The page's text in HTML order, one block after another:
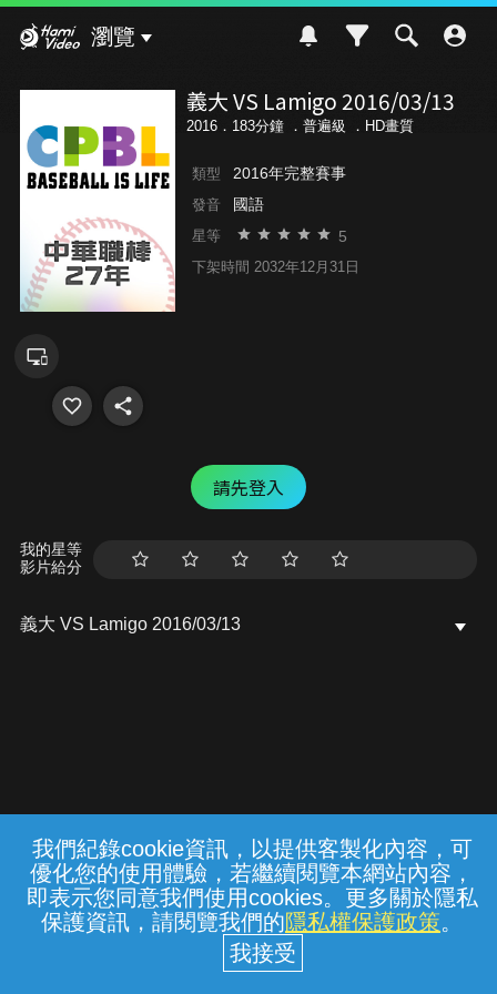
我們紀錄cookie資訊，以提供客製化內容，可
優化您的使用體驗，若繼續閱覽本網站內容，
即表示您同意我們使用cookies。更多關於隱私
保護資訊，請閱覽我們的隱私權保護政策。
瀏覽
義大 VS Lamigo 2016/03/13
2016．183分鐘 ． 普遍級 ．HD畫質
類型 2016年完整賽事
發音 國語
星等 5
下架時間 2032年12月31日
請先登入
我的星等
影片給分
義大 VS Lamigo 2016/03/13
常見問題 線上客服 服務條款 隱私權保護
中華電信股份有限公司個人家庭分公司
(統一編號：96979949) © 2026
{{notifyMsg}}